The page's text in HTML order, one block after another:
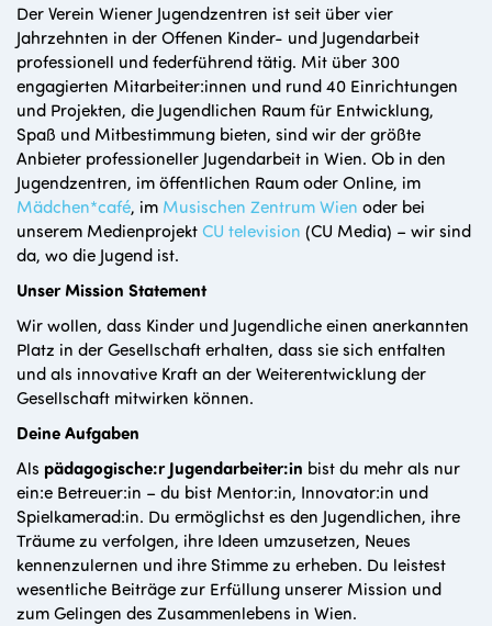
Der Verein Wiener Jugendzentren ist seit über vier
Jahrzehnten in der Offenen Kinder- und Jugendarbeit
professionell und federführend tätig. Mit über 300
engagierten Mitarbeiter:innen und rund 40 Einrichtungen
und Projekten, die Jugendlichen Raum für Entwicklung,
Spaß und Mitbestimmung bieten, sind wir der größte
Anbieter professioneller Jugendarbeit in Wien. Ob in den
Jugendzentren, im öffentlichen Raum oder Online, im
Mädchen*café, im Musischen Zentrum Wien oder bei
unserem MedienprojektCU television (CU Media) – wir sind
da, wo die Jugend ist.
Unser Mission Statement
Wir wollen, dass Kinder und Jugendliche einen anerkannten
Platz in der Gesellschaft erhalten, dass sie sich entfalten
und als innovative Kraft an der Weiterentwicklung der
Gesellschaft mitwirken können.
Deine Aufgaben
Als pädagogische:r Jugendarbeiter:in bist du mehr als nur
ein:e Betreuer:in – du bist Mentor:in, Innovator:in und
Spielkamerad:in. Du ermöglichst es den Jugendlichen, ihre
Träume zu verfolgen, ihre Ideen umzusetzen, Neues
kennenzulernen und ihre Stimme zu erheben. Du leistest
wesentliche Beiträge zur Erfüllung unserer Mission und
zum Gelingen des Zusammenlebens in Wien.